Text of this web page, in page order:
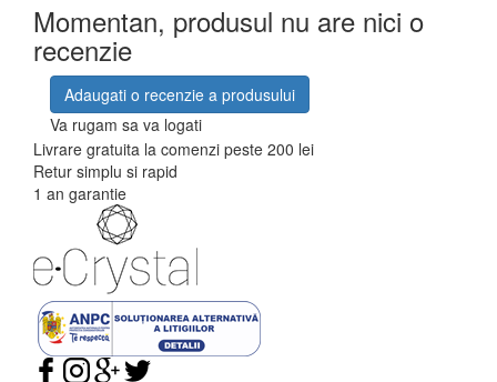
Momentan, produsul nu are nici o
recenzie
Adaugati o recenzie a produsului
Va rugam sa va logati
Livrare gratuita la comenzi peste 200 lei
Retur simplu si rapid
1 an garantie